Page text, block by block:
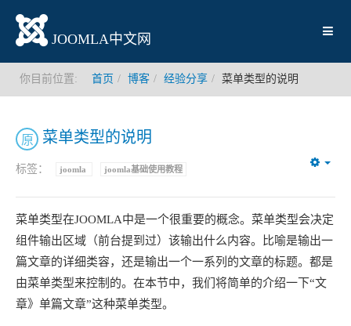
JOOMLA中文网
你目前位置: 首页 博客 经验分享 菜单类型的说明
菜单类型的说明
原
标签： joomla joomla基础使用教程
菜单类型在JOOMLA中是一个很重要的概念。菜单类型会决定
组件输出区域（前台提到过）该输出什么内容。比喻是输出一
篇文章的详细类容，还是输出一个一系列的文章的标题。都是
由菜单类型来控制的。在本节中，我们将简单的介绍一下“文
章》单篇文章”这种菜单类型。